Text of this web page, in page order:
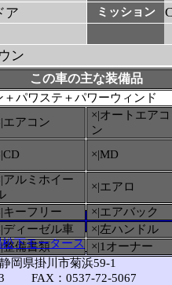
ア ミッション
ン
この車の主な装備品
パワステ＋パワーウィンド
エアコン
×|オートエアコ
ン
×|MD
アルミホイー
×|エアロ
キーフリー
×|エアバック
ディーゼル車
×|左ハンドル
整備書類 ×|1オーナー
下モータース
岡県掛川市菊浜59-1
FAX：0537-72-5067